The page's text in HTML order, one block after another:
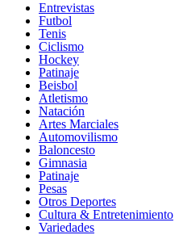
Entrevistas
Futbol
Tenis
Ciclismo
Hockey
Patinaje
Beisbol
Atletismo
Natación
Artes Marciales
Automovilismo
Baloncesto
Gimnasia
Patinaje
Pesas
Otros Deportes
Cultura & Entretenimiento
Variedades